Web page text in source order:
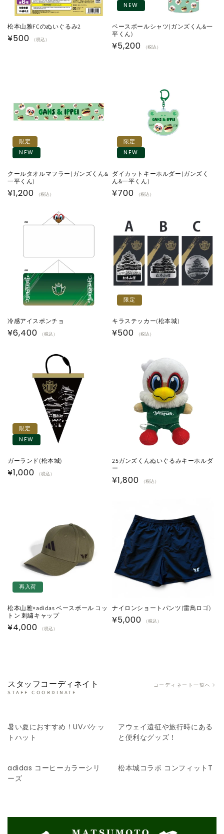
松本山雅FCのぬいぐるみ2
通
¥500 （税込）
NEW
ベースボールシャツ(ガンズくん&一
平くん)
通
¥5,200 （税込）
限定
NEW
クールタオルマフラー(ガンズくん&
一平くん)
通
¥1,200 （税込）
限定
NEW
ダイカットキーホルダー(ガンズく
ん&一平くん)
通
¥700 （税込）
冷感アイスポンチョ
通
¥6,400 （税込）
限定
キラステッカー(松本城)
通
¥500 （税込）
限定
NEW
ガーランド(松本城)
通
¥1,000 （税込）
25ガンズくんぬいぐるみキーホルダ
ー
通
¥1,800 （税込）
再入荷
松本山雅×adidas ベースボール コッ
トン 刺繍キャップ
通
¥4,000 （税込）
ナイロンショートパンツ(雷鳥ロゴ)
通
¥5,000 （税込）
スタッフコーディネイト
STAFF COORDINATE
コーディネート一覧へ
暑い夏におすすめ！UVバケッ
トハット
アウェイ遠征や旅行時にある
と便利なグッズ！
adidas コーヒーカラーシリ
ーズ
松本城コラボ コンフィットT